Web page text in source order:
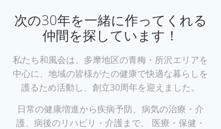
次の30年を一緒に作ってくれる
仲間を探しています！
私たち和風会は、多摩地区の青梅・所沢エリアを
中心に、地域の皆様がたの健康で快適な暮らしを
護るため活動し、創立30周年を迎えました。
日常の健康増進から疾病予防、病気の治療・介
護、病後のリハビリ・介護まで、 医療・保健・